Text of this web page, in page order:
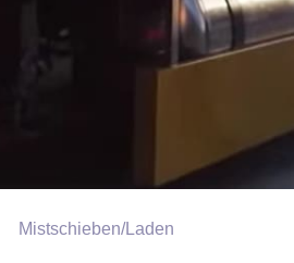
Mistschieben/Laden